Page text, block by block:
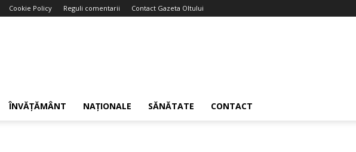
Cookie Policy Reguli comentarii Contact Gazeta Oltului
ÎNVĂȚĂMÂNT NAȚIONALE SĂNĂTATE CONTACT